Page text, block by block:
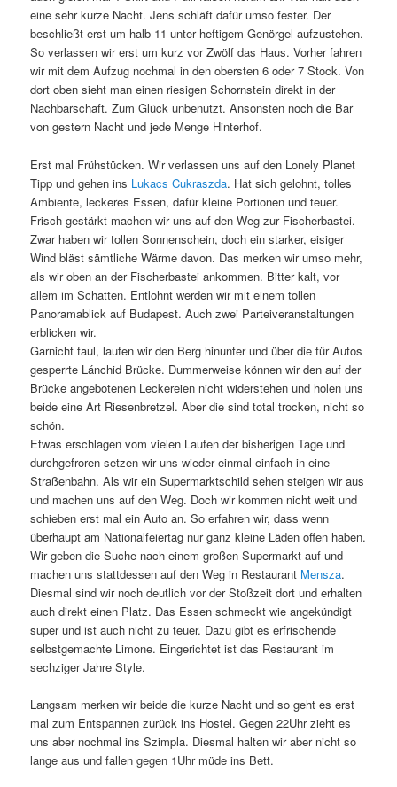
eine sehr kurze Nacht. Jens schläft dafür umso fester. Der
beschließt erst um halb 11 unter heftigem Genörgel aufzustehen.
So verlassen wir erst um kurz vor Zwölf das Haus. Vorher fahren
wir mit dem Aufzug nochmal in den obersten 6 oder 7 Stock. Von
dort oben sieht man einen riesigen Schornstein direkt in der
Nachbarschaft. Zum Glück unbenutzt. Ansonsten noch die Bar
von gestern Nacht und jede Menge Hinterhof.
Erst mal Frühstücken. Wir verlassen uns auf den Lonely Planet
Tipp und gehen ins Lukacs Cukraszda. Hat sich gelohnt, tolles
Ambiente, leckeres Essen, dafür kleine Portionen und teuer.
Frisch gestärkt machen wir uns auf den Weg zur Fischerbastei.
Zwar haben wir tollen Sonnenschein, doch ein starker, eisiger
Wind bläst sämtliche Wärme davon. Das merken wir umso mehr,
als wir oben an der Fischerbastei ankommen. Bitter kalt, vor
allem im Schatten. Entlohnt werden wir mit einem tollen
Panoramablick auf Budapest. Auch zwei Parteiveranstaltungen
erblicken wir.
Garnicht faul, laufen wir den Berg hinunter und über die für Autos
gesperrte Lánchid Brücke. Dummerweise können wir den auf der
Brücke angebotenen Leckereien nicht widerstehen und holen uns
beide eine Art Riesenbretzel. Aber die sind total trocken, nicht so
schön.
Etwas erschlagen vom vielen Laufen der bisherigen Tage und
durchgefroren setzen wir uns wieder einmal einfach in eine
Straßenbahn. Als wir ein Supermarktschild sehen steigen wir aus
und machen uns auf den Weg. Doch wir kommen nicht weit und
schieben erst mal ein Auto an. So erfahren wir, dass wenn
überhaupt am Nationalfeiertag nur ganz kleine Läden offen haben.
Wir geben die Suche nach einem großen Supermarkt auf und
machen uns stattdessen auf den Weg in Restaurant Mensza.
Diesmal sind wir noch deutlich vor der Stoßzeit dort und erhalten
auch direkt einen Platz. Das Essen schmeckt wie angekündigt
super und ist auch nicht zu teuer. Dazu gibt es erfrischende
selbstgemachte Limone. Eingerichtet ist das Restaurant im
sechziger Jahre Style.
Langsam merken wir beide die kurze Nacht und so geht es erst
mal zum Entspannen zurück ins Hostel. Gegen 22Uhr zieht es
uns aber nochmal ins Szimpla. Diesmal halten wir aber nicht so
lange aus und fallen gegen 1Uhr müde ins Bett.